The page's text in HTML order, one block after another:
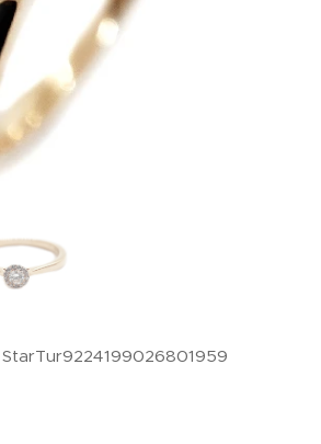
StarTur9224199026801959